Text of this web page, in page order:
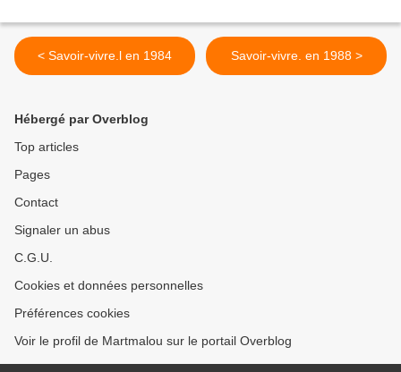
< Savoir-vivre.l en 1984 Savoir-vivre. en 1988 >
Hébergé par Overblog
Top articles
Pages
Contact
Signaler un abus
C.G.U.
Cookies et données personnelles
Préférences cookies
Voir le profil de Martmalou sur le portail Overblog